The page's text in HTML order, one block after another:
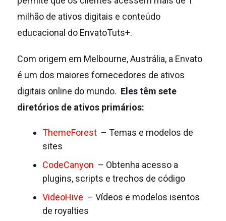
milhão de ativos digitais e conteúdo
educacional do EnvatoTuts+.
Com origem em Melbourne, Austrália, a Envato
é um dos maiores fornecedores de ativos
digitais online do mundo. Eles têm sete
diretórios de ativos primários:
ThemeForest– Temas e modelos de
sites
CodeCanyon – Obtenha acesso a
plugins, scripts e trechos de código
VideoHive – Vídeos e modelos isentos
de royalties